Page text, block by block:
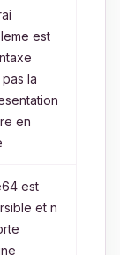
est
pas la
en
est
et n